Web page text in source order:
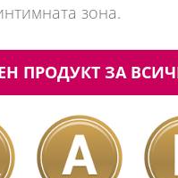
зона.
ПРОДУКТ ЗА